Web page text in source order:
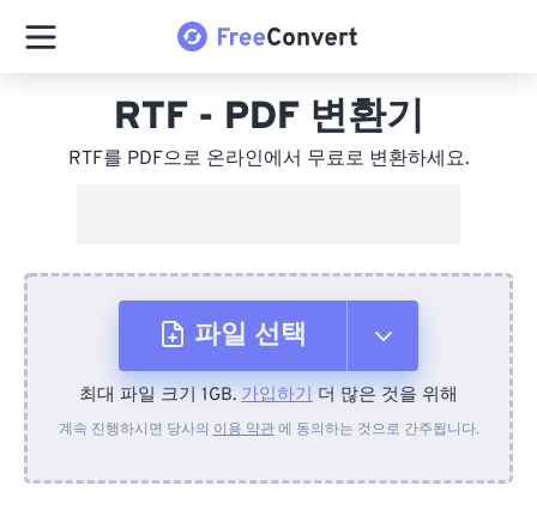
RTF - PDF 변환기
RTF를 PDF으로 온라인에서 무료로 변환하세요.
파일 선택
장치에서
최대 파일 크기 1GB. 가입하기 더 많은 것을 위해
계속 진행하시면 당사의 이용 약관에 동의하는 것으로 간주됩니다.